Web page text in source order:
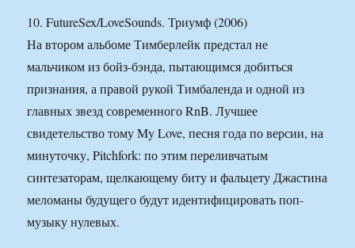
10. FutureSex/LoveSounds. Триумф (2006)
На втором альбоме Тимберлейк предстал не
мальчиком из бойз-бэнда, пытающимся добиться
признания, а правой рукой Тимбаленда и одной из
главных звезд современного RnB. Лучшее
свидетельство тому My Love, песня года по версии, на
минуточку, Pitchfork: по этим переливчатым
синтезаторам, щелкающему биту и фальцету Джастина
меломаны будущего будут идентифицировать поп-
музыку нулевых.